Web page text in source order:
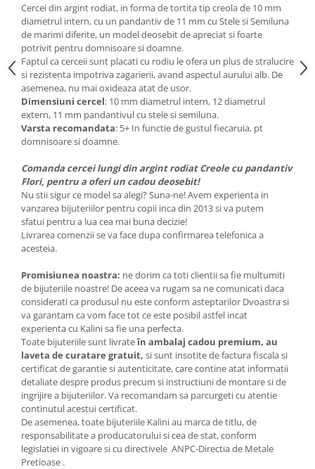
Cercei din argint rodiat, in forma de tortita tip creola de 10 mm
diametrul intern, cu un pandantiv de 11 mm cu Stele si Semiluna
de marimi diferite, un model deosebit de apreciat si foarte
potrivit pentru domnisoare si doamne.
Faptul ca cerceii sunt placati cu rodiu le ofera un plus de stralucire
si rezistenta impotriva zagarierii, avand aspectul aurului alb. De
asemenea, nu mai oxideaza atat de usor.
Dimensiuni cercel: 10 mm diametrul intern, 12 diametrul
extern, 11 mm pandantivul cu stele si semiluna.
Varsta recomandata: 5+ In functie de gustul fiecaruia, pt
domnisoare si doamne.
Comanda cercei lungi din argint rodiat Creole cu pandantiv
Flori, pentru a oferi un cadou deosebit!
Nu stii sigur ce model sa alegi? Suna-ne! Avem experienta in
vanzarea bijuteriilor pentru copii inca din 2013 si va putem
sfatui pentru a lua cea mai buna decizie!
Livrarea comenzii se va face dupa confirmarea telefonica a
acesteia.
Promisiunea noastra: ne dorim ca toti clientii sa fie multumiti
de bijuteriile noastre! De aceea va rugam sa ne comunicati daca
considerati ca produsul nu este conform asteptarilor Dvoastra si
va garantam ca vom face tot ce este posibil astfel incat
experienta cu Kalini sa fie una perfecta.
Toate bijuteriile sunt livrateîn ambalaj cadou premium, au
laveta de curatare gratuit, si sunt insotite de factura fiscala si
certificat de garantie si autenticitate, care contine atat informatii
detaliate despre produs precum si instructiuni de montare si de
ingrijire a bijuteriilor. Va recomandam sa parcurgeti cu atentie
continutul acestui certificat.
De asemenea, toate bijuteriile Kalini au marca de titlu, de
responsabilitate a producatorului si cea de stat, conform
legislatiei in vigoare si cu directivele ANPC-Directia de Metale
Pretioase .